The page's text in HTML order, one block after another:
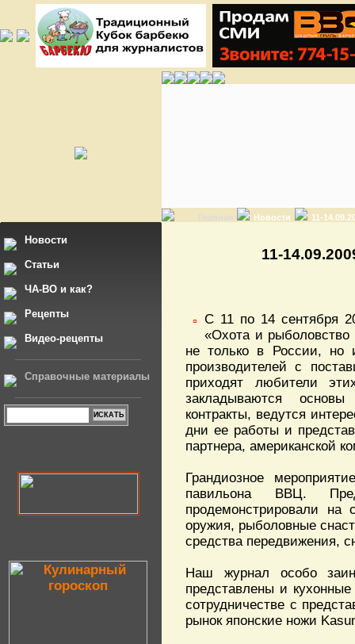
Главная Новости 11-
Новости
Статьи
ЧА-ВО и как?
Рецепты
Видео-рецепты
Справочные материалы
11-
С 11 по 14 сентября
«Охота и рыболовство
не только в России, но
производителей с
приходят любители
закладываются основы
контракты, ведутся
дни ее работы и
партнера, американской
Грандиозное
павильона ВВЦ.
продемонстрировали на
оружия, рыболовные
средства передвижения,
Наш журнал особо
представлены и
сотрудничестве с
рынок японские ножи